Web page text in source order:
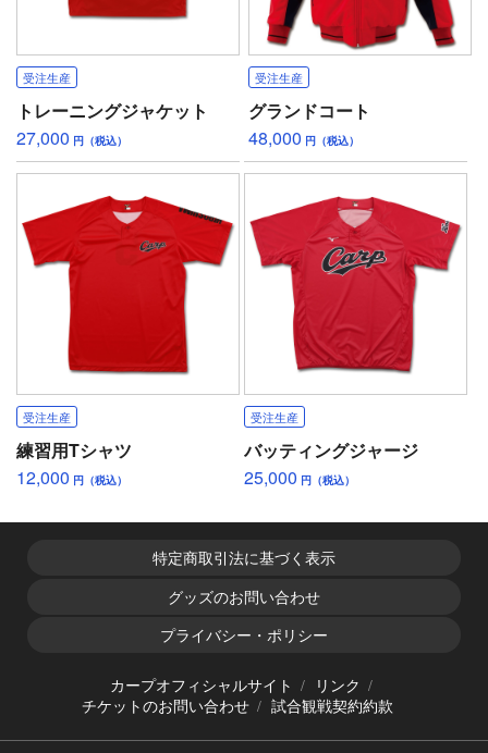
受注生産
トレーニングジャケット
27,000 円（税込）
受注生産
グランドコート
48,000 円（税込）
受注生産
練習用Tシャツ
12,000 円（税込）
受注生産
バッティングジャージ
25,000 円（税込）
特定商取引法に基づく表示
グッズのお問い合わせ
プライバシー・ポリシー
カープオフィシャルサイト
リンク
チケットのお問い合わせ
試合観戦契約約款